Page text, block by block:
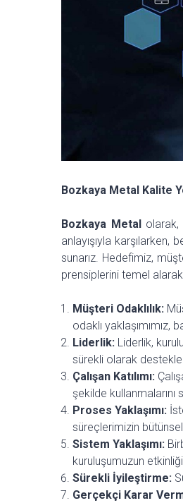
Bozkaya Metal Kalite
Bozkaya Metal
anlayışıyla
sunarız. Hedefimiz,
prensiplerini temel
Müşteri Odaklılık:
odaklı yaklaşımımız,
Liderlik:Liderlik,
sürekli olarak
Çalışan Katılımı:
şekilde kullanmalarını
Proses Yaklaşımı:
süreçlerimizin
Sistem Yaklaşımı:
kuruluşumuzun
Sürekli İyileştirme:
Gerçekçi Karar